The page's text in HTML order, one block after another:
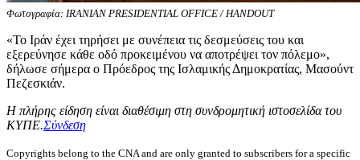
Φωτογραφία: IRANIAN PRESIDENTIAL OFFICE / HANDOUT
«Το Ιράν έχει τηρήσει με συνέπεια τις δεσμεύσεις του και
εξερεύνησε κάθε οδό προκειμένου να αποτρέψει τον πόλεμο»,
δήλωσε σήμερα ο Πρόεδρος της Ισλαμικής Δημοκρατίας, Μασούντ
Πεζεσκιάν.
Η πλήρης είδηση είναι διαθέσιμη στη συνδρομητική ιστοσελίδα του
ΚΥΠΕ.Σύνδεση
Copyrights belong to the CNA and are only granted to subscribers for a specific